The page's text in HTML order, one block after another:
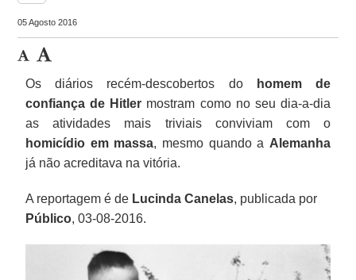
05 Agosto 2016
Os diários recém-descobertos do
homem de
confiança de Hitler mostram como no seu dia-a-dia
as atividades mais triviais conviviam com o
homicídio em massa, mesmo quando a Alemanha
já não acreditava na vitória.
A reportagem é de Lucinda Canelas, publicada por
Público, 03-08-2016.